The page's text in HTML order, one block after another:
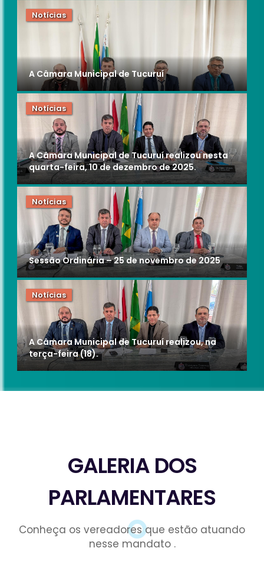
Notícias
A Câmara Municipal de Tucuruí
Notícias
A Câmara Municipal de Tucuruí realizou nesta
quarta-feira, 10 de dezembro de 2025.
Notícias
Sessão Ordinária – 25 de novembro de 2025
Notícias
A Câmara Municipal de Tucuruí realizou, na
terça-feira (18).
GALERIA DOS
PARLAMENTARES
Conheça os vereadores que estão atuando
nesse mandato .